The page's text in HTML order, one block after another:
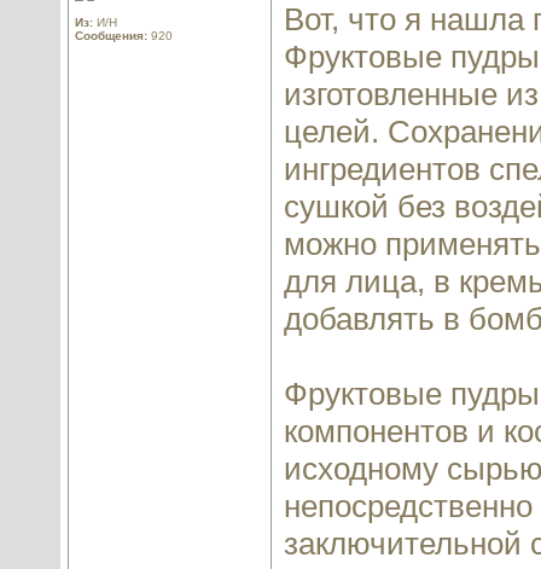
Из: И/Н
Сообщения: 920
Вот, что я нашла
Фруктовые
изготовленные
целей.
ингредиентов
сушкой без
можно
для лица, в
добавлять в
Фруктовые
компонентов и
исходному
заключительной